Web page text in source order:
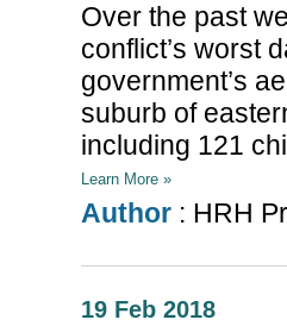
Over the past
conflict’s worst
government’s
suburb of
including 121
Learn More »
Author : HRH
19 Feb 2018